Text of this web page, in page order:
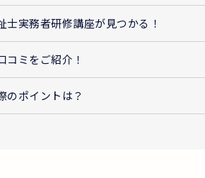
実務者研修講座が見つかる！
ミをご紹介！
のポイントは？